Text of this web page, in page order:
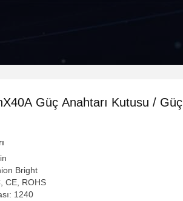
Güç Anahtarı Kutusu / Güç
Bright
CE, ROHS
1240